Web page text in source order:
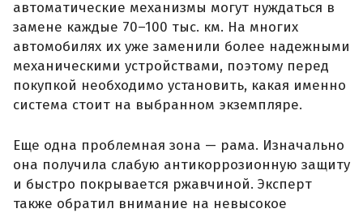
автоматические механизмы могут нуждаться в
замене каждые 70–100 тыс. км. На многих
автомобилях их уже заменили более надежными
механическими устройствами, поэтому перед
покупкой необходимо установить, какая именно
система стоит на выбранном экземпляре.
Еще одна проблемная зона — рама. Изначально
она получила слабую антикоррозионную защиту
и быстро покрывается ржавчиной. Эксперт
также обратил внимание на невысокое